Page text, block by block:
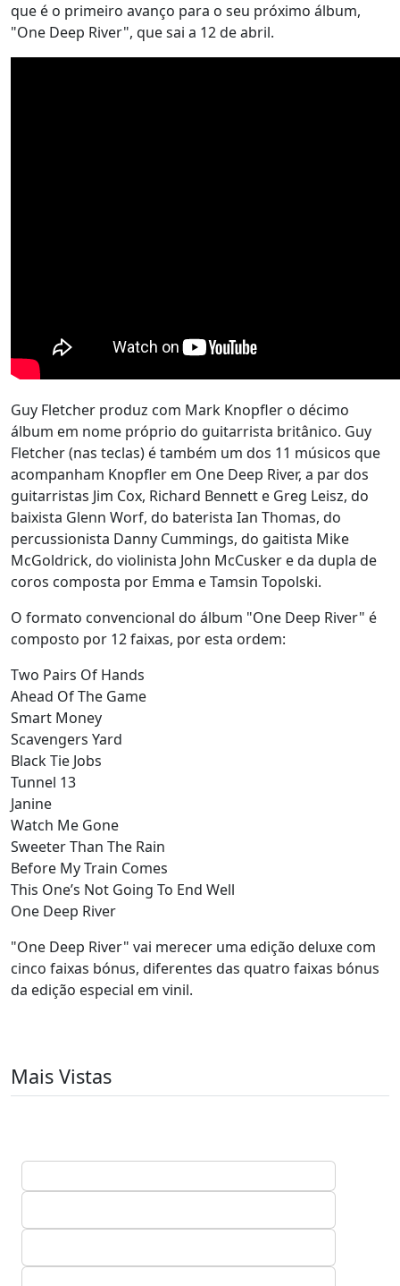
que é o primeiro avanço para o seu próximo álbum,
"One Deep River", que sai a 12 de abril.
Guy Fletcher produz com Mark Knopfler o décimo
álbum em nome próprio do guitarrista britânico. Guy
Fletcher (nas teclas) é também um dos 11 músicos que
acompanham Knopfler em One Deep River, a par dos
guitarristas Jim Cox, Richard Bennett e Greg Leisz, do
baixista Glenn Worf, do baterista Ian Thomas, do
percussionista Danny Cummings, do gaitista Mike
McGoldrick, do violinista John McCusker e da dupla de
coros composta por Emma e Tamsin Topolski.
O formato convencional do álbum "One Deep River" é
composto por 12 faixas, por esta ordem:
Two Pairs Of Hands
Ahead Of The Game
Smart Money
Scavengers Yard
Black Tie Jobs
Tunnel 13
Janine
Watch Me Gone
Sweeter Than The Rain
Before My Train Comes
This One’s Not Going To End Well
One Deep River
"One Deep River" vai merecer uma edição deluxe com
cinco faixas bónus, diferentes das quatro faixas bónus
da edição especial em vinil.
Mais Vistas